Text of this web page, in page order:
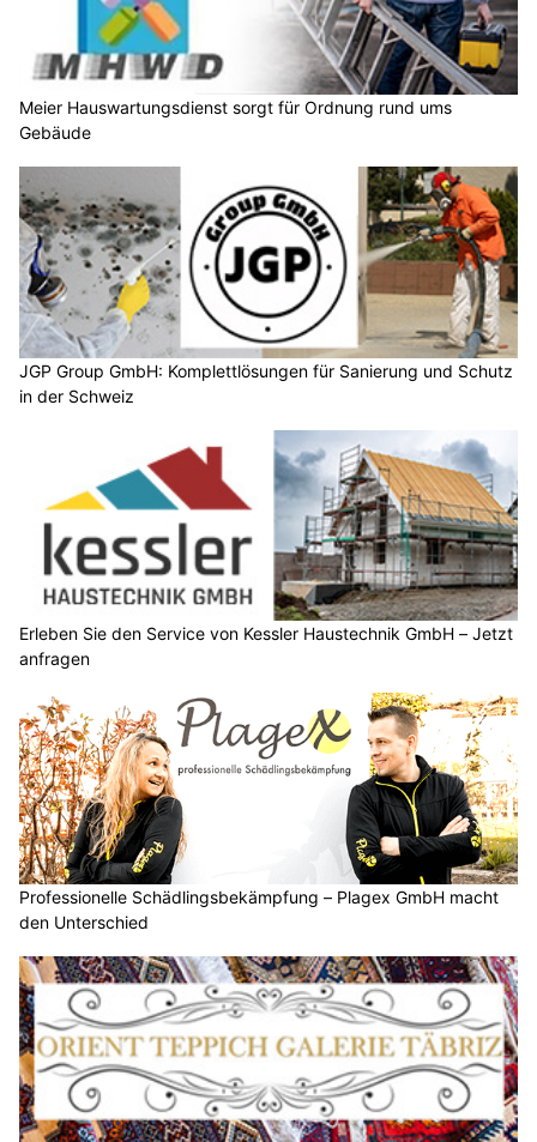
Meier Hauswartungsdienst sorgt für Ordnung rund ums
Gebäude
JGP Group GmbH: Komplettlösungen für Sanierung und Schutz
in der Schweiz
Erleben Sie den Service von Kessler Haustechnik GmbH – Jetzt
anfragen
Professionelle Schädlingsbekämpfung – Plagex GmbH macht
den Unterschied